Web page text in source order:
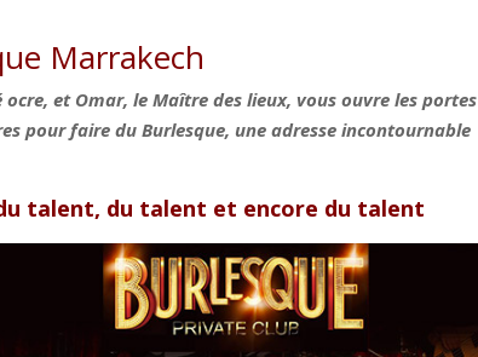
Marrakech
et Omar, le Maître des lieux, vous ouvre les portes
pour faire du Burlesque, une adresse incontournable
talent, du talent et encore du talent